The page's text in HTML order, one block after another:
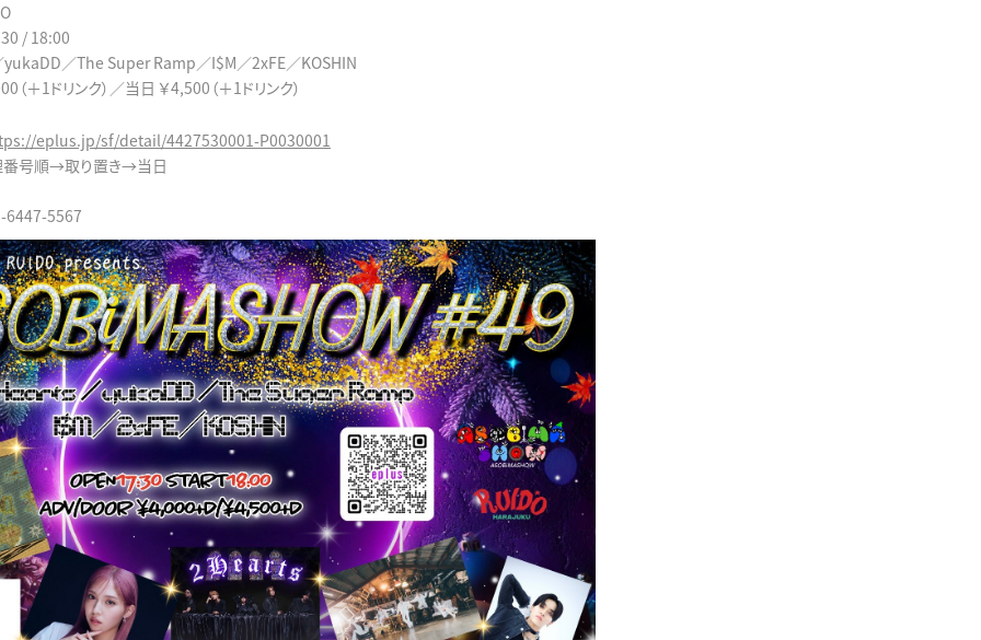
/ 18:00
yukaDD／The Super Ramp／I$M／2xFE／KOSHIN
（＋1ドリンク）／当日 ￥4,500（＋1ドリンク）
eplus.jp/sf/detail/4427530001-P0030001
番号順→取り置き→当日
6447-5567